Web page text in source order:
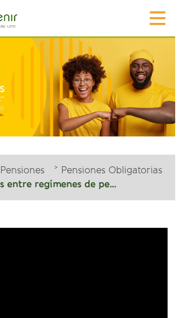
Pensiones
Pensiones Obligatorias
Diferencias entre regímenes de pensión y el ahorro